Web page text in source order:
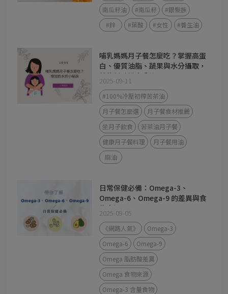
南瓜籽油
#南瓜籽
#銀髮族
#鋅
#葉酸 #女性 #養生油
哺乳媽媽月子餐怎麼吃？掌握高蛋
白、優質油脂、蔬果與水分攝取，
就能幫助奶水分泌。
2025-09-11
#100%冷壓初榨苦茶油
月子餐怎麼選
月子餐食材推薦
坐月子飲食
苦茶油月子餐
健康月子餐料理
月子餐用油
麻油
日常保健必備：Omega-3、
Omega-6、Omega-9 的差異與食
物來源
2025-09-05
《網路人氣》
Omega-3
Omega-6
Omega-9
Omega 脂肪酸差異
Omega 食物來源
Omega-3 含量食物